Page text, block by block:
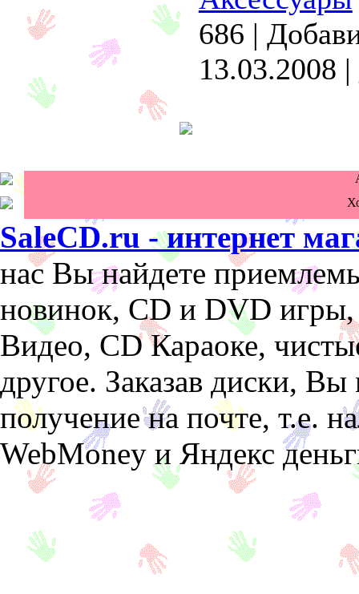
686 |
13.03.2008 |
SaleCD.ru - интернет
нас Вы найдете
новинок, CD и DVD
Видео, CD Караоке,
другое. Заказав диски,
получение на почте, т.е.
WebMoney и Яндекс